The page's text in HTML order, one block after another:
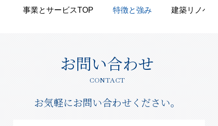
事業とサービスTOP 特徴と強み 建築リノベ
お問い合わせ
CONTACT
お気軽にお問い合わせください。